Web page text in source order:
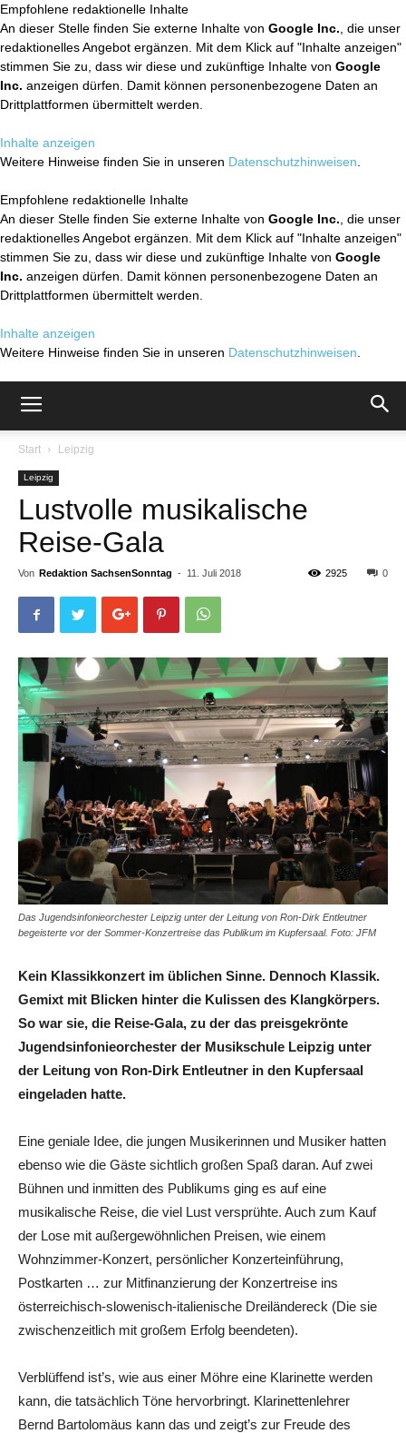
Empfohlene redaktionelle Inhalte
An dieser Stelle finden Sie externe Inhalte von Google Inc. , die unser
redaktionelles Angebot ergänzen. Mit dem Klick auf "Inhalte anzeigen"
stimmen Sie zu, dass wir diese und zukünftige Inhalte von Google
Inc. anzeigen dürfen. Damit können personenbezogene Daten an
Drittplattformen übermittelt werden.
Inhalte anzeigen
Weitere Hinweise finden Sie in unseren Datenschutzhinweisen
Empfohlene redaktionelle Inhalte
An dieser Stelle finden Sie externe Inhalte von Google Inc. , die unser
redaktionelles Angebot ergänzen. Mit dem Klick auf "Inhalte anzeigen"
stimmen Sie zu, dass wir diese und zukünftige Inhalte von Google
Inc. anzeigen dürfen. Damit können personenbezogene Daten an
Drittplattformen übermittelt werden.
Inhalte anzeigen
Weitere Hinweise finden Sie in unseren Datenschutzhinweisen
Start Leipzig
Leipzig
Lustvolle musikalische
Reise-Gala
Von Redaktion SachsenSonntag - 11. Juli 2018 0
2925
Das Jugendsinfonieorchester Leipzig unter der Leitung von Ron-Dirk Entleutner
begeisterte vor der Sommer-Konzertreise das Publikum im Kupfersaal. Foto: JFM
Kein Klassikkonzert im üblichen Sinne. Dennoch Klassik.
Gemixt mit Blicken hinter die Kulissen des Klangkörpers.
So war sie, die Reise-Gala, zu der das preisgekrönte
Jugendsinfonieorchester der Musikschule Leipzig unter
der Leitung von Ron-Dirk Entleutner in den Kupfersaal
eingeladen hatte.
Eine geniale Idee, die jungen Musikerinnen und Musiker hatten
ebenso wie die Gäste sichtlich großen Spaß daran. Auf zwei
Bühnen und inmitten des Publikums ging es auf eine
musikalische Reise, die viel Lust versprühte. Auch zum Kauf
der Lose mit außergewöhnlichen Preisen, wie einem
Wohnzimmer-Konzert, persönlicher Konzerteinführung,
Postkarten … zur Mitfinanzierung der Konzertreise ins
österreichisch-slowenisch-italienische Dreiländer­eck (Die sie
zwischenzeitlich mit großem Erfolg beendeten).
Verblüffend ist’s, wie aus einer Möhre eine Klarinette werden
kann, die tatsächlich Töne hervorbringt. Klarinettenlehrer
Bernd Bartolomäus kann das und zeigt’s zur Freude des